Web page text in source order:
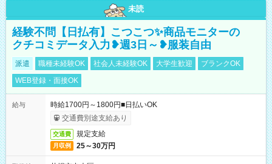
未読
経験不問【日払有】こつこつ✨商品モニターの
クチコミデータ入力❥週3日～❥服装自由
派遣 職種未経験OK 社会人未経験OK 大学生歓迎
ブランクOK
WEB登録・面接OK
給与
時給1700円～1800円■日払いOK
交通費別途支給あり
交通費 規定支給
月収例 25～30万円